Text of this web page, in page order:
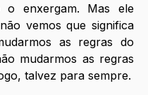
enxergam. Mas ele
vemos que significa
as regras do
mudarmos as regras
talvez para sempre.